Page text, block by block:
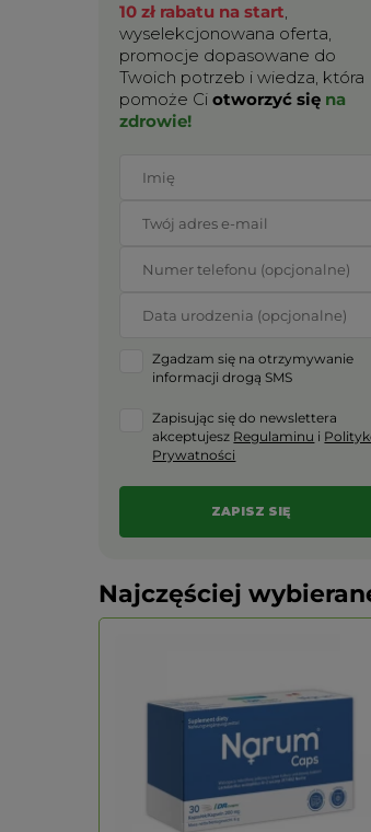
10 zł rabatu na start,
wyselekcjonowana oferta,
promocje dopasowane do
Twoich potrzeb i wiedza, która
pomoże Ciotworzyć się na
zdrowie!
Zgadzam się na otrzymywanie
informacji drogą SMS
Zapisując się do newslettera
akceptujesz Regulaminu i
Prywatności
Najczęściej